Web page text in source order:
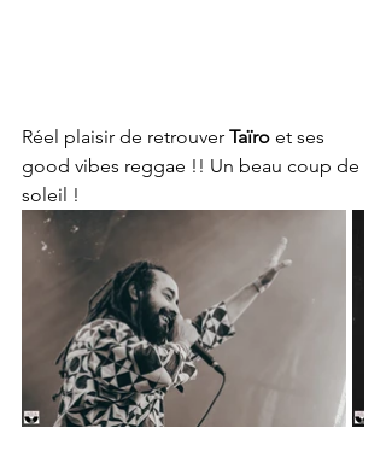
Réel plaisir de retrouver Taïro et ses
good vibes reggae !! Un beau coup de
soleil !